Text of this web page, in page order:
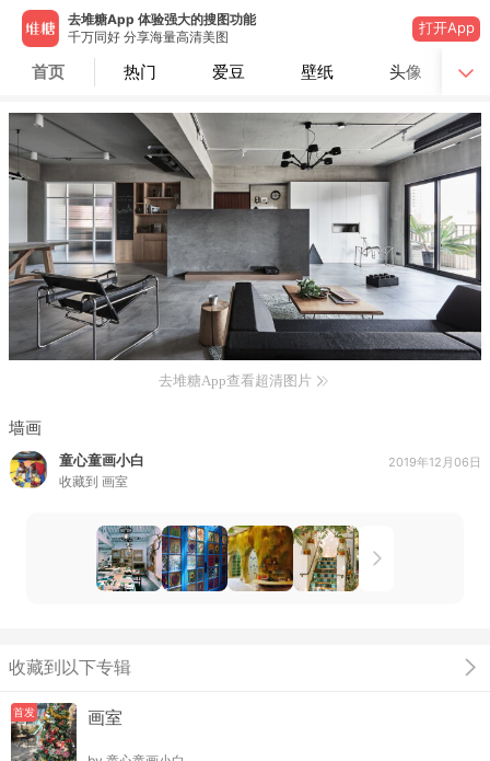
去堆糖App 体验强大的搜图功能
千万同好 分享海量高清美图
打开App
首页 热门 爱豆 壁纸 头像
去堆糖App查看超清图片
墙画
童心童画小白
收藏到 画室
2019年12月06日
收藏到以下专辑
首发 画室